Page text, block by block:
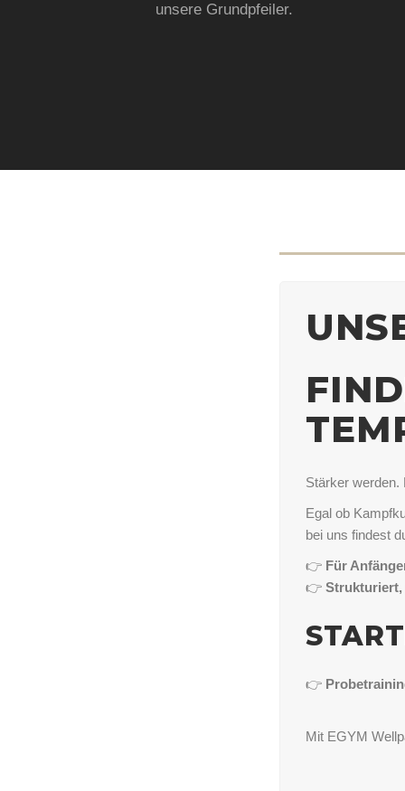
unsere Grundpfeiler.
Stärker werden.
Egal ob
bei uns findest
👉 Für
👉Strukturiert,
👉
Mit EGYM